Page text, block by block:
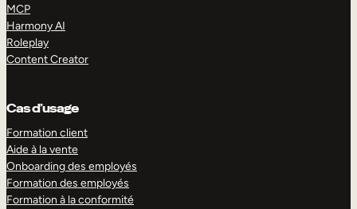
MCP
Harmony AI
Roleplay
Content Creator
Cas d’usage
Formation client
Aide à la vente
Onboarding des employés
Formation des employés
Formation à la conformité